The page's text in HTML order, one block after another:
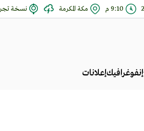
9:10 م مكة المكرمة نسخة
إنفوغرافيكإعلانات